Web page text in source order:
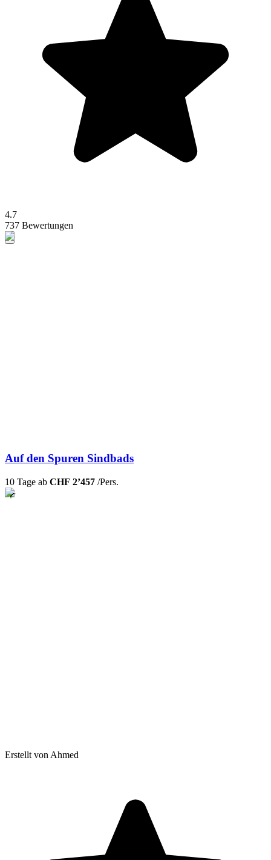
4.7
737 Bewertungen
Auf den Spuren Sindbads
10 Tage ab CHF 2’457 /Pers.
Erstellt von Ahmed